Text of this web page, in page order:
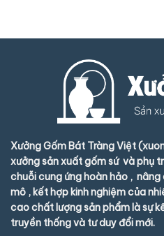
Xưởng Gốm Bát Tràng Việt
xưởng sản xuất gốm sứ và phụ
chuỗi cung ứng hoàn hảo ,
mô , kết hợp kinh nghiệm của
cao chất lượng sản phẩm là sự
truyền thống và tư duy đổi mới.